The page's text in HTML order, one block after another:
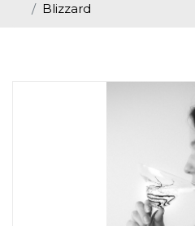
Blizzard